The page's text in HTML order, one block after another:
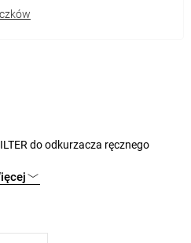
do odkurzacza ręcznego
CAR VAC 1